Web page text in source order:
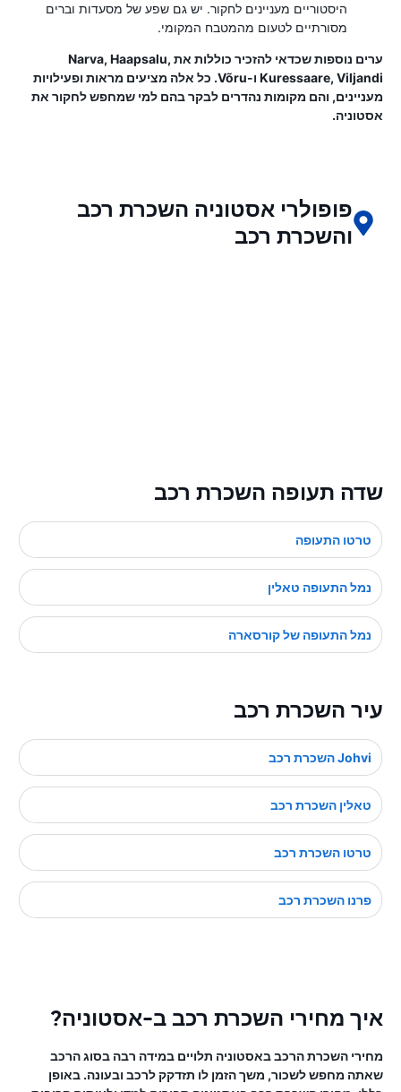
היסטוריים מעניינים לחקור. יש גם שפע של מסעדות וברים
מסורתיים לטעום מהמטבח המקומי.
ערים נוספות שכדאי להזכיר כוללות את Narva, Haapsalu,
Kuressaare, Viljandi ו-Võru. כל אלה מציעים מראות ופעילויות
מעניינים, והם מקומות נהדרים לבקר בהם למי שמחפש לחקור את
אסטוניה.
פופולרי אסטוניה השכרת רכב
והשכרת רכב
שדה תעופה השכרת רכב
טרטו התעופה
נמל התעופה טאלין
נמל התעופה של קורסארה
עיר השכרת רכב
Johvi השכרת רכב
טאלין השכרת רכב
טרטו השכרת רכב
פרנו השכרת רכב
איך מחירי השכרת רכב ב-אסטוניה?
מחירי השכרת הרכב באסטוניה תלויים במידה רבה בסוג הרכב
שאתה מחפש לשכור, משך הזמן לו תזדקק לרכב ובעונה. באופן